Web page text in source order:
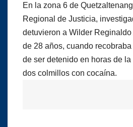
En la zona 6 de
Regional de Justicia,
detuvieron a Wilder
de 28 años, cuando
de ser detenido en horas de
dos colmillos con cocaína.